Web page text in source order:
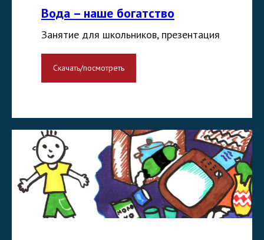
Вода – наше богатство
Занятие для школьников, презентация
Скачать/посмотреть